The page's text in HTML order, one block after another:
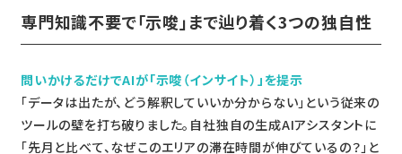
専門知識不要で「示唆」まで辿り着く3つの独自性
問いかけるだけでAIが「示唆（インサイト）」を提示
「データは出たが、どう解釈していいか分からない」という従来の
ツールの壁を打ち破りました。自社独自の生成AIアシスタントに
「先月と比べて、なぜこのエリアの滞在時間が伸びているの？」と